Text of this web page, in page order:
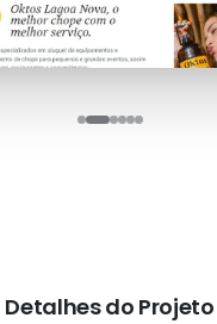
Detalhes do Projeto